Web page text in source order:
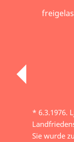
* 6.3.1976.
Sie wurde